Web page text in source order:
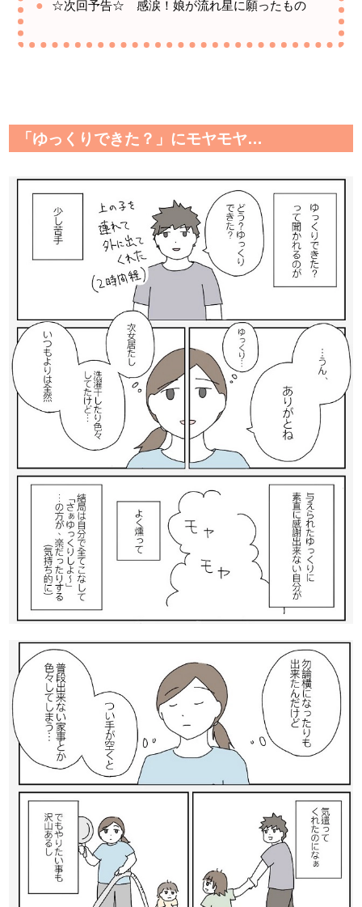
☆次回予告☆ 感涙！娘が流れ星に願ったもの
「ゆっくりできた？」にモヤモヤ…